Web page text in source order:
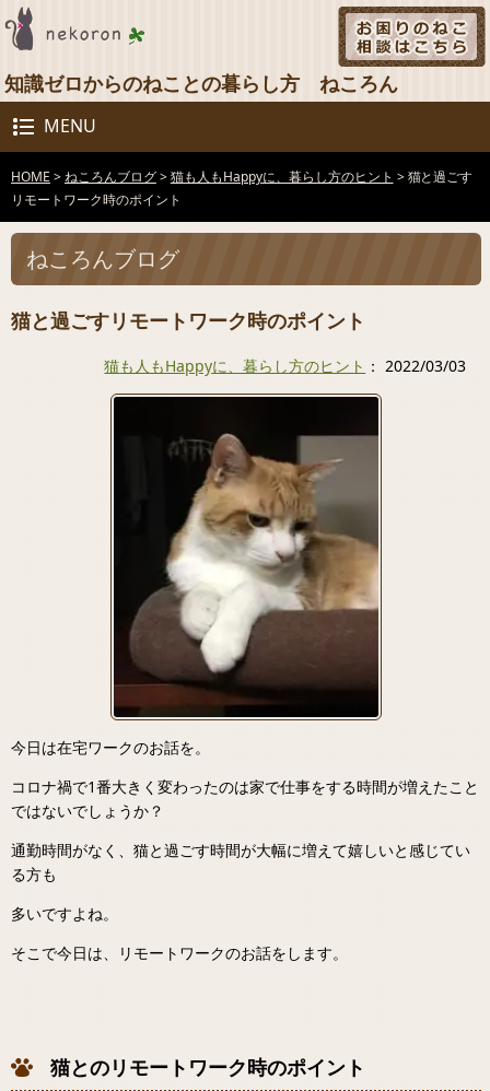
知識ゼロからのねことの暮らし方 ねころん
MENU
HOME >ねころんブログ>猫も人もHappyに、暮らし方のヒント >猫と過ごす
リモートワーク時のポイント
ねころんブログ
猫と過ごすリモートワーク時のポイント
猫も人もHappyに、暮らし方のヒント ： 2022/03/03
今日は在宅ワークのお話を。
コロナ禍で1番大きく変わったのは家で仕事をする時間が増えたこと
ではないでしょうか？
通勤時間がなく、猫と過ごす時間が大幅に増えて嬉しいと感じてい
る方も
多いですよね。
そこで今日は、リモートワークのお話をします。
猫とのリモートワーク時のポイント